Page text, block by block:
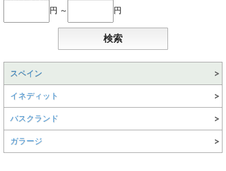
円 ～
円
スペイン
イネディット
バスクランド
ガラージ